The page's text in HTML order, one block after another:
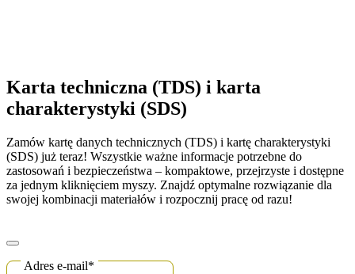
Karta techniczna (TDS) i karta
charakterystyki (SDS)
Zamów kartę danych technicznych (TDS) i kartę charakterystyki
(SDS) już teraz! Wszystkie ważne informacje potrzebne do
zastosowań i bezpieczeństwa – kompaktowe, przejrzyste i dostępne
za jednym kliknięciem myszy. Znajdź optymalne rozwiązanie dla
swojej kombinacji materiałów i rozpocznij pracę od razu!
Adres e-mail*